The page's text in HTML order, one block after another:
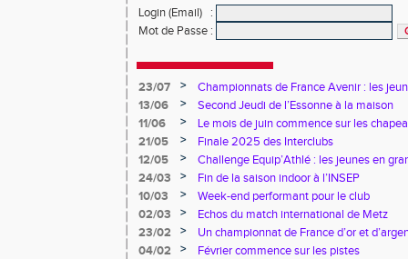
Login (Email)
:
Mot de Passe :
23/07 >
Championnats de France Avenir : les
13/06
>
Second Jeudi de l’Essonne à la maison
11/06
>
Le mois de juin commence sur les
21/05
>
Finale 2025 des Interclubs
12/05
>
Challenge Equip’Athlé : les jeunes en
24/03
>
Fin de la saison indoor à l’INSEP
10/03
>
Week-end performant pour le club
02/03
>
Echos du match international de Metz
23/02
>
Un championnat de France d’or et
04/02
>
Février commence sur les pistes